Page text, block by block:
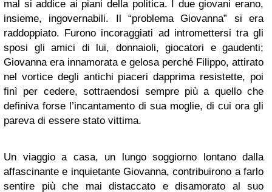
mal si addice ai piani della politica. I due giovani erano,
insieme, ingovernabili. Il “problema Giovanna” si era
raddoppiato. Furono incoraggiati ad intromettersi tra gli
sposi gli amici di lui, donnaioli, giocatori e gaudenti;
Giovanna era innamorata e gelosa perché Filippo, attirato
nel vortice degli antichi piaceri dapprima resistette, poi
finì per cedere, sottraendosi sempre più a quello che
definiva forse l’incantamento di sua moglie, di cui ora gli
pareva di essere stato vittima.
Un viaggio a casa, un lungo soggiorno lontano dalla
affascinante e inquietante Giovanna, contribuirono a farlo
sentire più che mai distaccato e disamorato al suo